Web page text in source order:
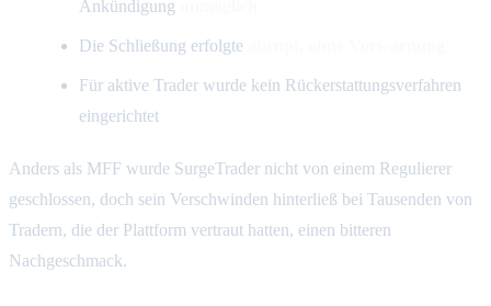
Ankündigung
Die Schließung erfolgte
Für aktive Trader wurde kein Rückerstattungsverfahren
eingerichtet
Anders als MFF wurde SurgeTrader nicht von einem Regulierer
geschlossen, doch sein Verschwinden hinterließ bei Tausenden von
Tradern, die der Plattform vertraut hatten, einen bitteren
Nachgeschmack.